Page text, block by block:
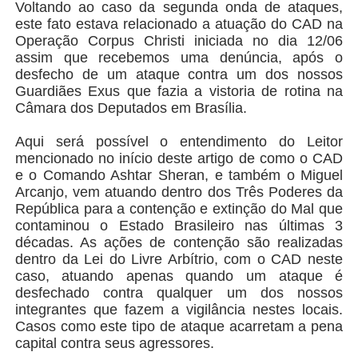
Voltando ao caso da segunda onda de ataques,
este fato estava relacionado a atuação do CAD na
Operação Corpus Christi iniciada no dia 12/06
assim que recebemos uma denúncia, após o
desfecho de um ataque contra um dos nossos
Guardiães Exus que fazia a vistoria de rotina na
Câmara dos Deputados em Brasília.
Aqui será possível o entendimento do Leitor
mencionado no início deste artigo de como o CAD
e o Comando Ashtar Sheran, e também o Miguel
Arcanjo, vem atuando dentro dos Três Poderes da
República para a contenção e extinção do Mal que
contaminou o Estado Brasileiro nas últimas 3
décadas. As ações de contenção são realizadas
dentro da Lei do Livre Arbítrio, com o CAD neste
caso, atuando apenas quando um ataque é
desfechado contra qualquer um dos nossos
integrantes que fazem a vigilância nestes locais.
Casos como este tipo de ataque acarretam a pena
capital contra seus agressores.